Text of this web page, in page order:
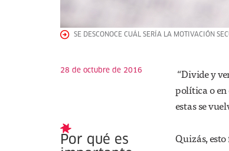
SE DESCONOCE CUÁL SERÍA LA MOTIVACIÓN
28 de octubre de 2016
Por qué es
“Divide y
política o en
estas se
Quizás,